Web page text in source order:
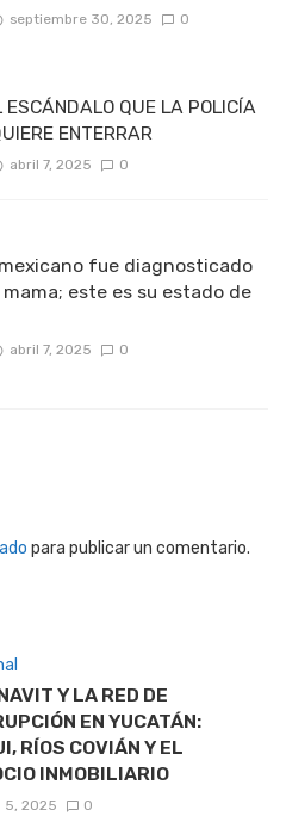
septiembre 30, 2025 0
QUE LA POLICÍA
ENTERRAR
abril 7, 2025 0
fue diagnosticado
este es su estado de
abril 7, 2025 0
para publicar un comentario.
Y LA RED DE
EN YUCATÁN:
RÍOS COVIÁN Y EL
INMOBILIARIO
5, 2025 0